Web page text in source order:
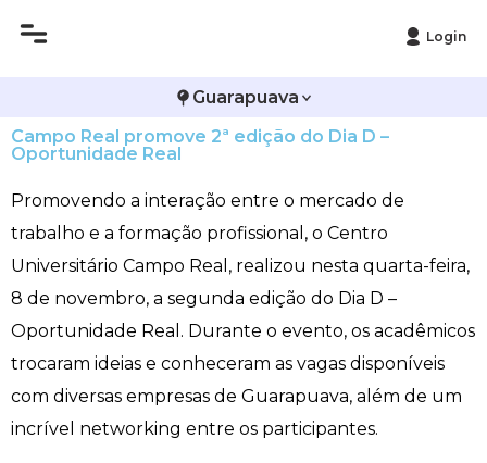
Login
Guarapuava
Campo Real promove 2ª edição do Dia D –
Oportunidade Real
Promovendo a interação entre o mercado de
trabalho e a formação profissional, o Centro
Universitário Campo Real, realizou nesta quarta-feira,
8 de novembro, a segunda edição do Dia D –
Oportunidade Real. Durante o evento, os acadêmicos
trocaram ideias e conheceram as vagas disponíveis
com diversas empresas de Guarapuava, além de um
incrível networking entre os participantes.
Reitoria
Infraestrutura
Publicações Institucionais
Arquitetura e Urbanismo
Biomedicina
Ciências Contábeis
Direito
Enfermagem
Vestibular de Medicina
Atestado de Matrícula
Atividades Complementares e Sociais
Calendário Acadêmico
Calendário de Provas
Bolsas e Incentivos
CPA
Comissão de Ética no Uso de Animais
Comitê de Ética em Pesquisa